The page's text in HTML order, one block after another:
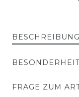
BESCHREIBUNG
FRAGE ZUM